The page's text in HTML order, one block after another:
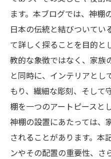
ます。本ブログでは、神棚
日本の伝統と結びついてい
て詳しく探ることを目的と
教的な象徴ではなく、家族
と同時に、インテリアとし
もり、繊細な彫刻、そして
棚を一つのアートピースと
神棚の設置にあたっては、
されることがあります。本
ンやその配置の重要性、さ